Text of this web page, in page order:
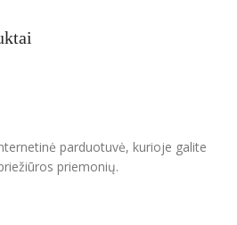
parduotuvė, kurioje galite
priemonių.